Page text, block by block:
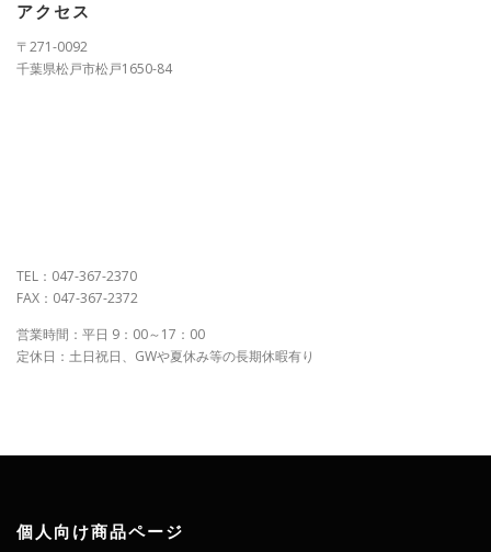
アクセス
〒271-0092
千葉県松戸市松戸1650-84
TEL：047-367-2370
FAX：047-367-2372
営業時間：平日 9：00～17：00
定休日：土日祝日、GWや夏休み等の長期休暇有り
個人向け商品ページ